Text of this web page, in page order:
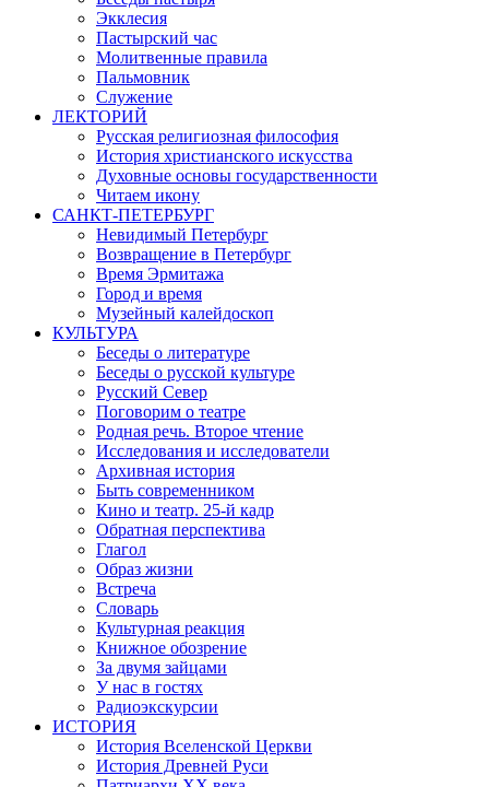
Экклесия
Пастырский час
Молитвенные правила
Пальмовник
Служение
ЛЕКТОРИЙ
Русская религиозная философия
История христианского искусства
Духовные основы государственности
Читаем икону
САНКТ-ПЕТЕРБУРГ
Невидимый Петербург
Возвращение в Петербург
Время Эрмитажа
Город и время
Музейный калейдоскоп
КУЛЬТУРА
Беседы о литературе
Беседы о русской культуре
Русский Север
Поговорим о театре
Родная речь. Второе чтение
Исследования и исследователи
Архивная история
Быть современником
Кино и театр. 25-й кадр
Обратная перспектива
Глагол
Образ жизни
Встреча
Словарь
Культурная реакция
Книжное обозрение
За двумя зайцами
У нас в гостях
Радиоэкскурсии
ИСТОРИЯ
История Вселенской Церкви
История Древней Руси